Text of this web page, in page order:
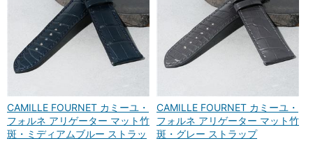
CAMILLE FOURNET カミーユ・
フォルネ アリゲーター マット竹
斑・ミディアムブルー ストラッ
CAMILLE FOURNET カミーユ・
フォルネ アリゲーター マット竹
斑・グレー ストラップ